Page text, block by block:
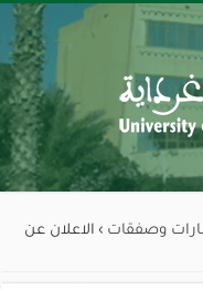
وصفقات › الاعلان عن